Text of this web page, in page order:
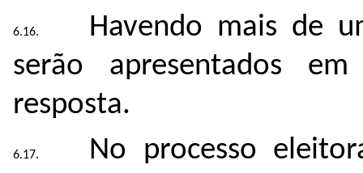
Havendo mais de
serão apresentados
resposta.
No processo